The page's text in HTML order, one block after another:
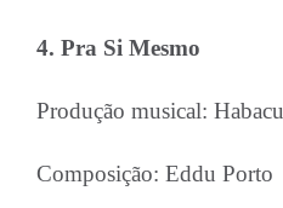
4. Pra Si Mesmo
Produção musical:
Composição: Eddu Porto